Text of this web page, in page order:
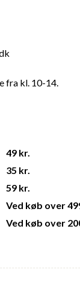
fra kl. 10-14.
49 kr.
35 kr.
59 kr.
Ved køb over
Ved køb over